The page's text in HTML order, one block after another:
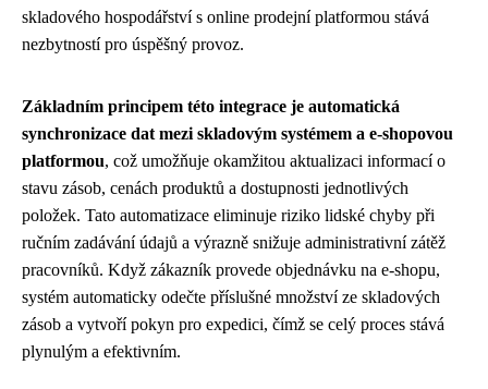
skladového hospodářství s online prodejní platformou stává
nezbytností pro úspěšný provoz.
Základním principem této integrace je automatická
synchronizace dat mezi skladovým systémem a e-shopovou
platformou, což umožňuje okamžitou aktualizaci informací o
stavu zásob, cenách produktů a dostupnosti jednotlivých
položek. Tato automatizace eliminuje riziko lidské chyby při
ručním zadávání údajů a výrazně snižuje administrativní zátěž
pracovníků. Když zákazník provede objednávku na e-shopu,
systém automaticky odečte příslušné množství ze skladových
zásob a vytvoří pokyn pro expedici, čímž se celý proces stává
plynulým a efektivním.